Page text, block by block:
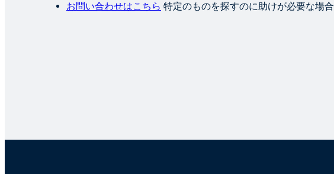
お問い合わせはこちら 特定のものを探すのに助けが必要な場合